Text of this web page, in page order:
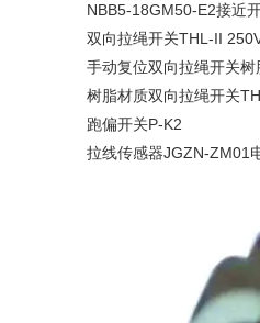
NBB5-18GM50-E2接近
双向拉绳开关THL-II
手动复位双向拉绳开关
树脂材质双向拉绳开关
跑偏开关P-K2
拉线传感器JGZN-ZM01